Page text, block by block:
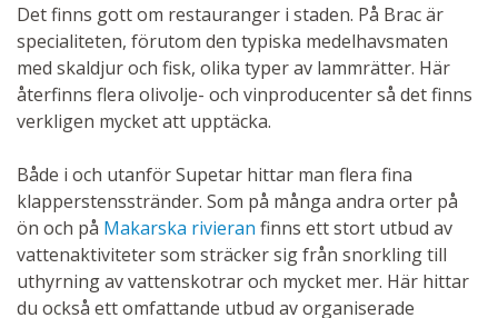
Det finns gott om restauranger i staden. På Brac är
specialiteten, förutom den typiska medelhavsmaten
med skaldjur och fisk, olika typer av lammrätter. Här
återfinns flera olivolje- och vinproducenter så det finns
verkligen mycket att upptäcka.
Både i och utanför Supetar hittar man flera fina
klapperstensstränder. Som på många andra orter på
ön och på Makarska rivieran finns ett stort utbud av
vattenaktiviteter som sträcker sig från snorkling till
uthyrning av vattenskotrar och mycket mer. Här hittar
du också ett omfattande utbud av organiserade